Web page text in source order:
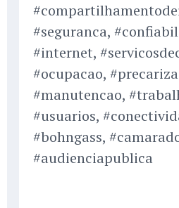
#seguranca,
#internet,
#ocupacao,
#manutencao,
#usuarios,
#bohngass,
#audienciapublica